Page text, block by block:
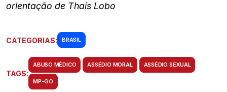
orientação de Thaís Lobo
CATEGORIAS: BRASIL
TAGS:
ABUSO MÉDICO ASSÉDIO MORAL ASSÉDIO SEXUAL
MP-GO